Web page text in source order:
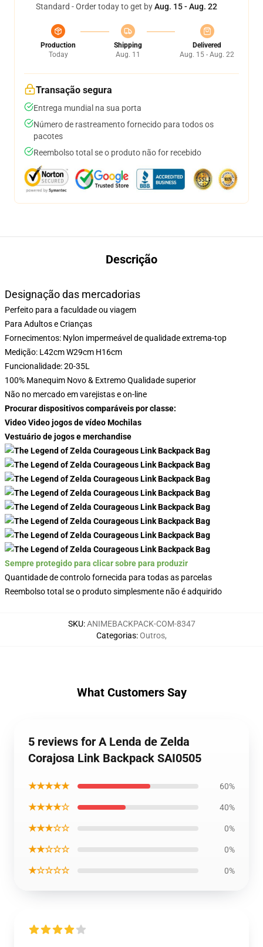
Standard - Order today to get byAug. 15 - Aug. 22
Production
Today
Shipping
Aug. 11
Delivered
Aug. 15 - Aug. 22
Transação segura
Entrega mundial na sua porta
Número de rastreamento fornecido para todos os
pacotes
Reembolso total se o produto não for recebido
Descrição
Designação das mercadorias
Perfeito para a faculdade ou viagem
Para Adultos e Crianças
Fornecimentos: Nylon impermeável de qualidade extrema-top
Medição: L42cm W29cm H16cm
Funcionalidade: 20-35L
100% Manequim Novo & Extremo Qualidade superior
Não no mercado em varejistas e on-line
Procurar dispositivos comparáveis por classe:
Video Video jogos de vídeo Mochilas
Vestuário de jogos e merchandise
Sempre protegido para clicar sobre para produzir
Quantidade de controlo fornecida para todas as parcelas
Reembolso total se o produto simplesmente não é adquirido
SKU:ANIMEBACKPACK-COM-8347
Categorias:Outros,
What Customers Say
5 reviews for A Lenda de Zelda
Corajosa Link Backpack SAI0505
★★★★★ 60%
★★★★☆ 40%
★★★☆☆ 0%
★★☆☆☆ 0%
★☆☆☆☆ 0%